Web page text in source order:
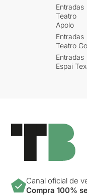
Entradas
Teatro
Apolo
Entradas
Teatro
Entradas
Espai
Canal oficial de
Compra 100%